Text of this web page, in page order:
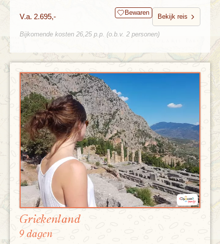
V.a. 2.695,- Bewaren
Bekijk reis
Bijkomende kosten 26,25 p.p. (o.b.v. 2 personen)
Griekenland
9 dagen